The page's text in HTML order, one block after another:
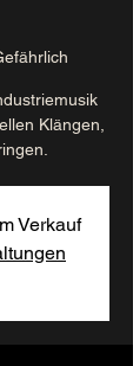
Klängen,
Verkauf